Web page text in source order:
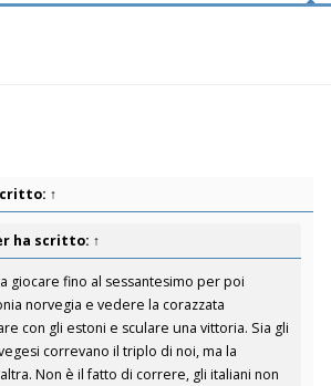
↑
ha scritto: ↑
giocare fino al sessantesimo per poi
norvegia e vedere la corazzata
con gli estoni e sculare una vittoria. Sia gli
correvano il triplo di noi, ma la
Non è il fatto di correre, gli italiani non